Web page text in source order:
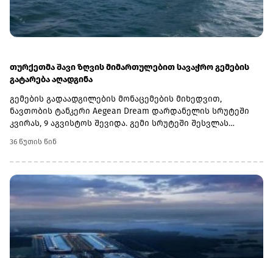
თურქეთმა შავი ზღვის მიმართულებით სავაჭრო გემების
გატარება აღადგინა
გემების გადაადგილების მონაცემების მიხედვით,
ნავთობის ტანკერი Aegean Dream დარდანელის სრუტეში
კვირას, 9 აგვისტოს შევიდა. გემი სრუტეში შესვლას
დანიშნულების ადგილი ნოვოროსიისკში კასპიის
მილსადენის კონსორციუმის (CPC) ტერმინალია.კვირა
დილით სრუტე გაიარა ასევე კონტეინერმზიდმა Mehmet
Kahveci A-მ, რომელიც ასევე ნოვოროსიისკისკენ
მიემართებოდა.მანამდე თურქეთის სანაპირო
უსაფრთხოების გენერალური სამმართველო უკრაინისა და
რუსეთის პორტებისკენ მიმავალ გემებს ატყობინებდა, რომ
სატრანზიტო ნებართვების გაცემა დროებით შეჩერებული
იყო.სრუტეებით მოძრაობის აღდგენა მნიშვნელოვანია
36 წუთის წინ